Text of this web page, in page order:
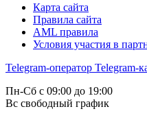
Карта сайта
Правила сайта
AML правила
Условия участия в
Telegram-оператор Telegram-
Пн-Сб с 09:00 до 19:00
Вс свободный график